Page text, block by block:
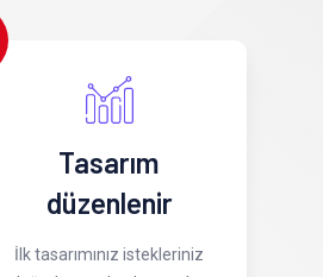
Tasarım
düzenlenir
İlk tasarımınız istekleriniz